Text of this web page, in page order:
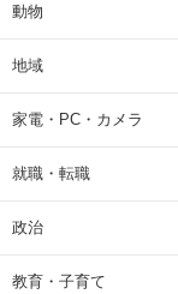
動物
地域
家電・PC・カメラ
就職・転職
政治
教育・子育て